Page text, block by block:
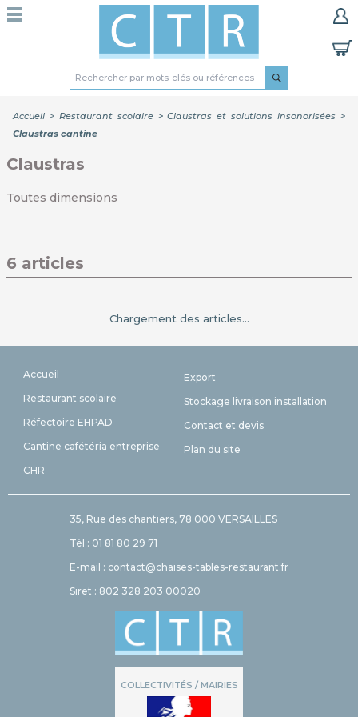
Accueil > Restaurant scolaire>Claustras et solutions insonorisées >
Claustras cantine
Claustras
Toutes dimensions
6 articles
Chargement des articles...
Accueil
Restaurant scolaire
Réfectoire EHPAD
Cantine cafétéria entreprise
CHR
Export
Stockage livraison installation
Contact et devis
Plan du site
35, Rue des chantiers, 78 000 VERSAILLES
Tél : 01 81 80 29 71
E-mail : contact@chaises-tables-restaurant.fr
Siret : 802 328 203 00020
COLLECTIVITÉS / MAIRIES